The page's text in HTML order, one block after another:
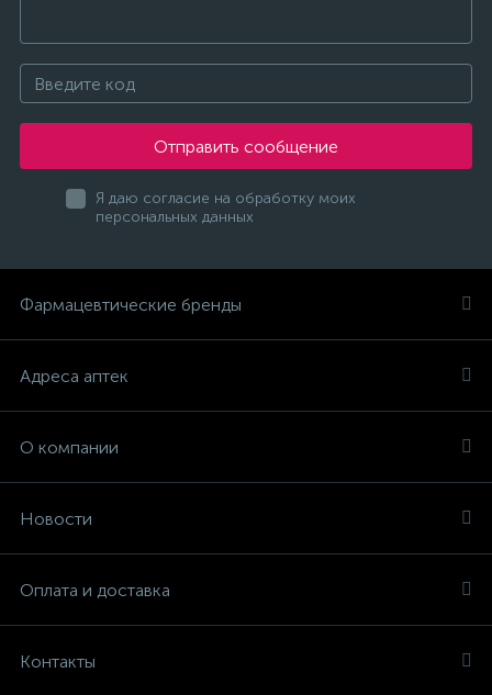
Отправить сообщение
Я даю согласие на обработку моих
персональных данных
Фармацевтические бренды
Адреса аптек
О компании
Новости
Оплата и доставка
Контакты